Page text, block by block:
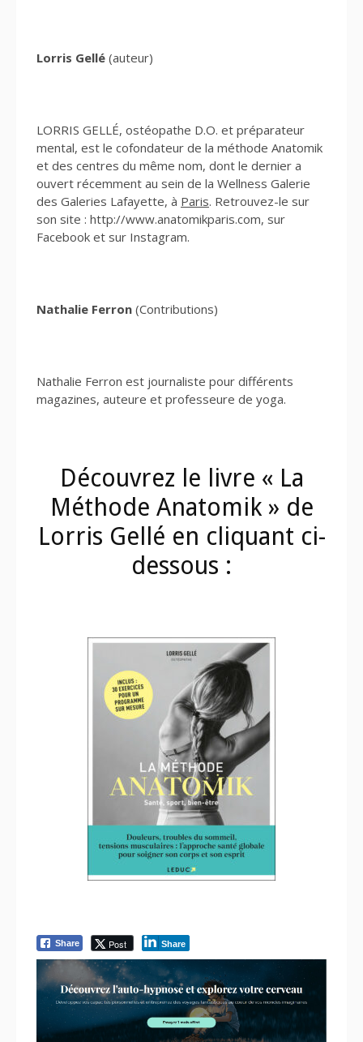
Lorris Gellé (auteur)
LORRIS GELLÉ, ostéopathe D.O. et préparateur
mental, est le cofondateur de la méthode Anatomik
et des centres du même nom, dont le dernier a
ouvert récemment au sein de la Wellness Galerie
des Galeries Lafayette, à Paris. Retrouvez-le sur
son site : http://www.anatomikparis.com, sur
Facebook et sur Instagram.
Nathalie Ferron (Contributions)
Nathalie Ferron est journaliste pour différents
magazines, auteure et professeure de yoga.
Découvrez le livre « La
Méthode Anatomik » de
Lorris Gellé en cliquant ci-
dessous :
Share Post Share